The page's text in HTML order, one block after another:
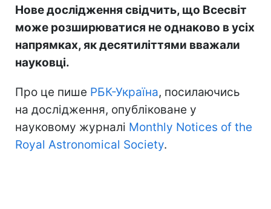
Нове дослідження свідчить, що Всесвіт
може розширюватися не однаково в усіх
напрямках, як десятиліттями вважали
науковці.
Про це пише РБК-Україна, посилаючись
на дослідження, опубліковане у
науковому журналі Monthly Notices of the
Royal Astronomical Society.